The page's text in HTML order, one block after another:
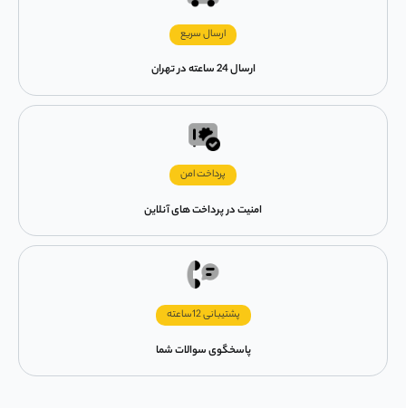
ارسال سریع
ارسال 24 ساعته در تهران
پرداخت امن
امنیت در پرداخت های آنلاین
پشتیبانی 12ساعته
پاسخگوی سوالات شما